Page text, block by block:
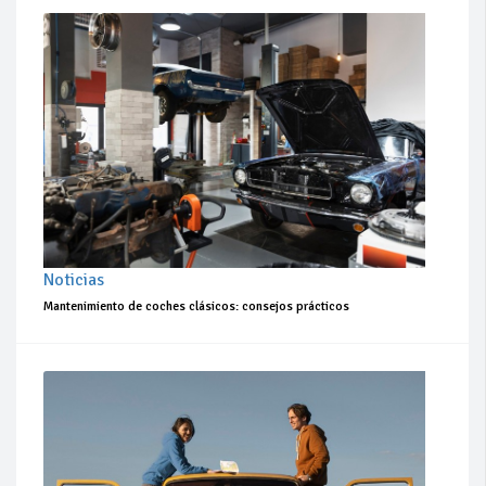
Noticias
Mantenimiento de coches clásicos: consejos prácticos